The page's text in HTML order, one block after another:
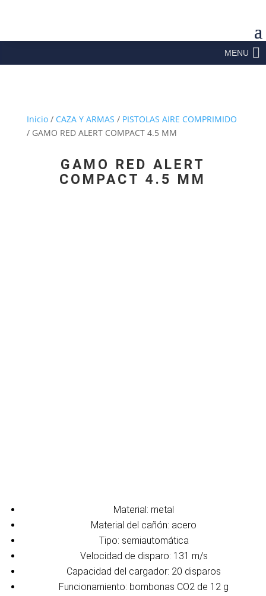
MENU
Inicio/ CAZA Y ARMAS / PISTOLAS AIRE COMPRIMIDO
/ GAMO RED ALERT COMPACT 4.5 MM
GAMO RED ALERT
COMPACT 4.5 MM
Material: metal
Material del cañón: acero
Tipo: semiautomática
Velocidad de disparo: 131 m/s
Capacidad del cargador: 20 disparos
Funcionamiento: bombonas CO2 de 12 g